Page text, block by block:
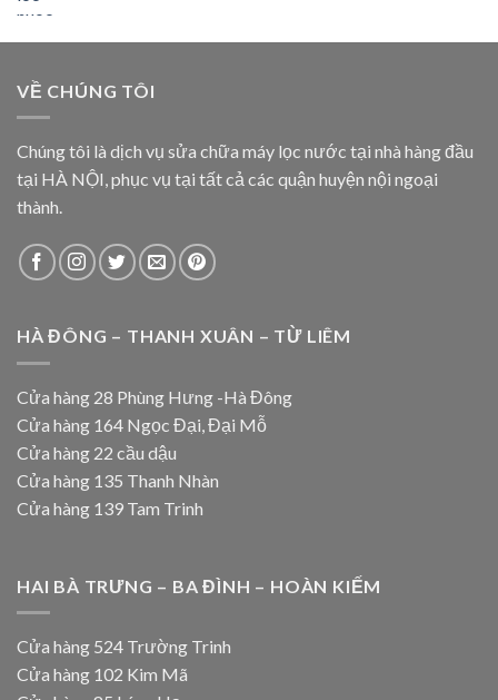
VỀ CHÚNG TÔI
Chúng tôi là dịch vụ sửa chữa máy lọc nước tại nhà hàng đầu
tại HÀ NỘI, phục vụ tại tất cả các quận huyện nội ngoại
thành.
HÀ ĐÔNG – THANH XUÂN – TỪ LIÊM
Cửa hàng 28 Phùng Hưng -Hà Đông
Cửa hàng 164 Ngọc Đại, Đại Mỗ
Cửa hàng 22 cầu dậu
Cửa hàng 135 Thanh Nhàn
Cửa hàng 139 Tam Trinh
HAI BÀ TRƯNG – BA ĐÌNH – HOÀN KIẾM
Cửa hàng 524 Trường Trinh
Cửa hàng 102 Kim Mã